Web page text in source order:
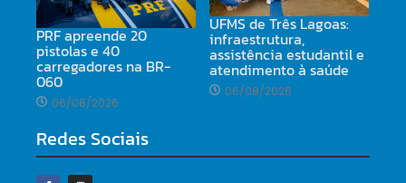
PRF apreende 20
pistolas e 40
carregadores na BR-
060
06/08/2026
UFMS de Três Lagoas:
infraestrutura,
assistência estudantil e
atendimento à saúde
06/08/2026
Redes Sociais